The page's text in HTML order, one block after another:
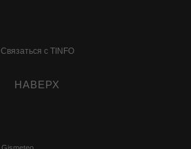
Связаться с TINFO
НАВЕРХ